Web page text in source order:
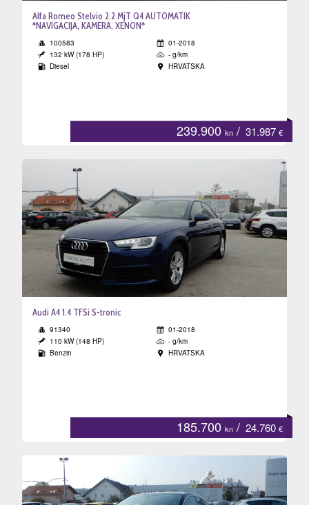
Alfa Romeo Stelvio 2.2 MjT Q4 AUTOMATIK
*NAVIGACIJA, KAMERA, XENON*
100583
01-2018
132 kW (178 HP)
- g/km
Diesel
HRVATSKA
239.900 kn / 31.987 €
Audi A4 1.4 TFSi S-tronic
91340
01-2018
110 kW (148 HP)
- g/km
Benzin
HRVATSKA
185.700 kn / 24.760 €